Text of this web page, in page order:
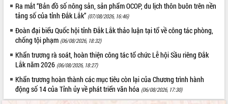
hàng tuần
Tháo gỡ những vướng mắc, đẩy mạnh
công tác cải cách thủ tục hành chính
tại Trung tâm Phục vụ hành chính
công tỉnh
Đắk Lắk: Tôn vinh 46 giải pháp tại Hội
thi Sáng tạo Kỹ thuật 2024 - 2025
Đắk Lắk rà soát, điều chỉnh Đề án 190
về phát triển nuôi trồng thủy sản
Ra mắt “Bản đồ số nông sản, sản phẩm OCOP, du lịch thôn buôn trên nền
tảng số của tỉnh Đắk Lắk” (07/08/2026, 16:46)
Đoàn đại biểu Quốc hội tỉnh Đắk Lắk thảo luận tại tổ về công tác phòng,
chống tội phạm (06/08/2026, 18:32)
Khẩn trương rà soát, hoàn thiện công tác tổ chức Lễ hội Sầu riêng Đắk
Lắk năm 2026 (06/08/2026, 18:27)
Khẩn trương hoàn thành các mục tiêu còn lại của Chương trình hành
động số 14 của Tỉnh ủy về phát triển văn hóa (06/08/2026, 17:30)